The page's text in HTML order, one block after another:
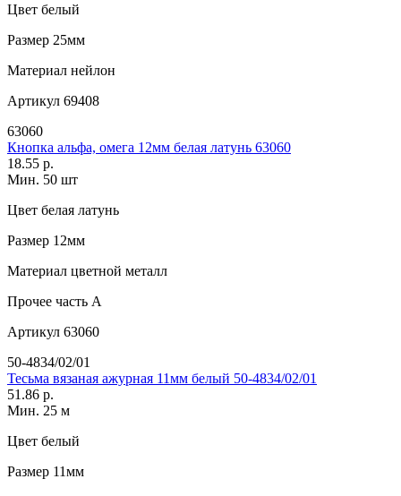
Цвет белый
Размер 25мм
Материал нейлон
Артикул 69408
63060
Кнопка альфа, омега 12мм белая латунь 63060
18.55 р.
Мин. 50 шт
Цвет белая латунь
Размер 12мм
Материал цветной металл
Прочее часть A
Артикул 63060
50-4834/02/01
Тесьма вязаная ажурная 11мм белый 50-4834/02/01
51.86 р.
Мин. 25 м
Цвет белый
Размер 11мм